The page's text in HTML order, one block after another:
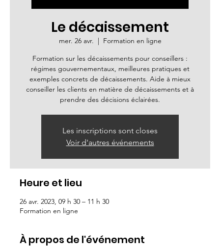
Le décaissement
mer. 26 avr.
  |
Formation en ligne
Formation sur les décaissements pour conseillers :
régimes gouvernementaux, meilleures pratiques et
exemples concrets de décaissements. Aide à mieux
conseiller les clients en matière de décaissements et à
prendre des décisions éclairées.
Les inscriptions sont closes
Voir d'autres événements
Heure et lieu
26 avr. 2023, 09 h 30 – 11 h 30
Formation en ligne
À propos de l'événement